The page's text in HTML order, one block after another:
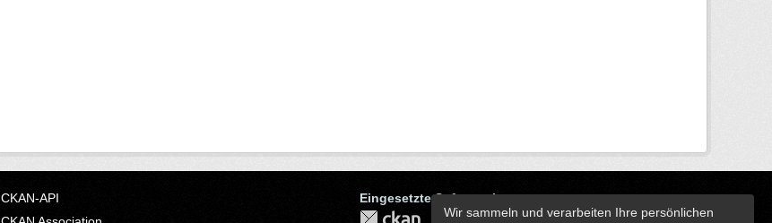
CKAN-API
Eingesetzte Software ist
Wir sammeln und verarbeiten Ihre persönlichen